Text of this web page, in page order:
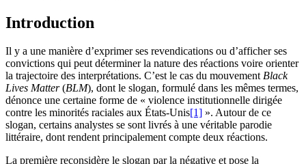
Introduction
Il y a une manière d’exprimer ses revendications ou d’afficher ses
convictions qui peut déterminer la nature des réactions voire orienter
la trajectoire des interprétations. C’est le cas du mouvementBlack
Lives Matter(BLM), dont le slogan, formulé dans les mêmes termes,
dénonce une certaine forme de « violence institutionnelle dirigée
contre les minorités raciales aux États-Unis[1] ». Autour de ce
slogan, certains analystes se sont livrés à une véritable parodie
littéraire, dont rendent principalement compte deux réactions.
La première reconsidère le slogan par la négative et pose la